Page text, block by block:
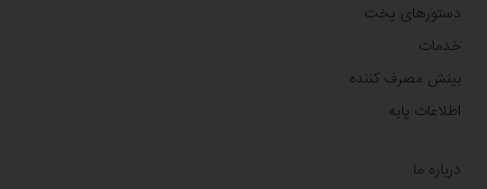
دستورهای پخت
خدمات
بینش مصرف کننده
اطلاعات پایه
درباره ما